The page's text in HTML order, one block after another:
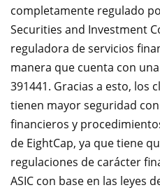
completamente regulado
Securities and Investment
reguladora de servicios
manera que cuenta con una
391441. Gracias a esto, los
tienen mayor seguridad
financieros y
de EightCap, ya que tiene
regulaciones de carácter
ASIC con base en las leyes